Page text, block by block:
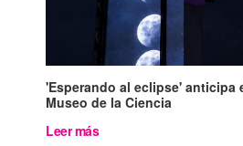
'Esperando al eclipse' anticipa
Museo de la Ciencia
Leer más